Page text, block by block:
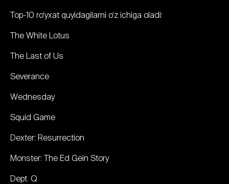
Top-10 ro‘yxat quyidagilarni o‘z ichiga oladi:
The White Lotus
The Last of Us
Severance
Wednesday
Squid Game
Dexter: Resurrection
Monster: The Ed Gein Story
Dept. Q